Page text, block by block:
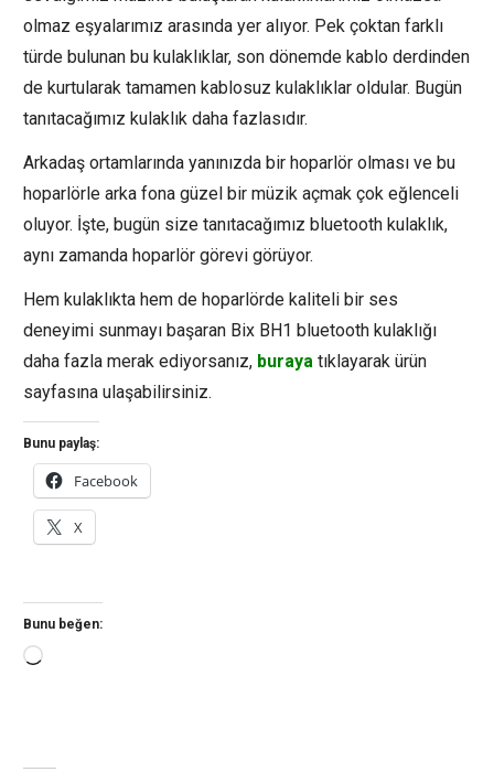
olmaz eşyalarımız arasında yer alıyor. Pek çoktan farklı
türde bulunan bu kulaklıklar, son dönemde kablo derdinden
de kurtularak tamamen kablosuz kulaklıklar oldular. Bugün
tanıtacağımız kulaklık daha fazlasıdır.
Arkadaş ortamlarında yanınızda bir hoparlör olması ve bu
hoparlörle arka fona güzel bir müzik açmak çok eğlenceli
oluyor. İşte, bugün size tanıtacağımız bluetooth kulaklık,
aynı zamanda hoparlör görevi görüyor.
Hem kulaklıkta hem de hoparlörde kaliteli bir ses
deneyimi sunmayı başaran Bix BH1 bluetooth kulaklığı
daha fazla merak ediyorsanız, buraya tıklayarak ürün
sayfasına ulaşabilirsiniz.
Bunu paylaş:
Facebook
X
Bunu beğen:
Yükleniyor...